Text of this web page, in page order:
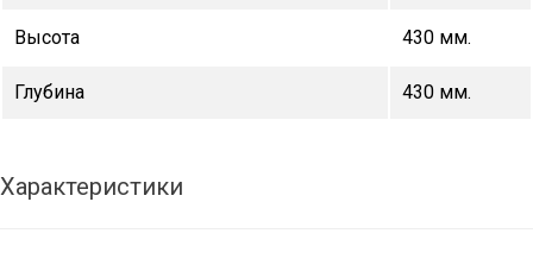
Высота 430 мм.
Глубина 430 мм.
Характеристики